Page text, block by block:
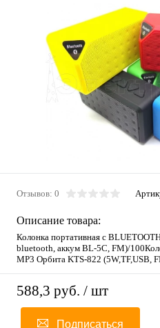
Отзывов: 0
Описание товара:
Колонка портативная с
bluetooth, аккум BL-5C, FM)/
MP3 Орбита KTS-822 (5W,TF,USB,
588,3 руб. / шт
Подписаться